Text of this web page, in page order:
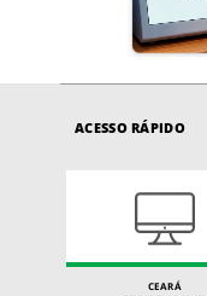
ACESSO RÁPIDO
CEARÁ